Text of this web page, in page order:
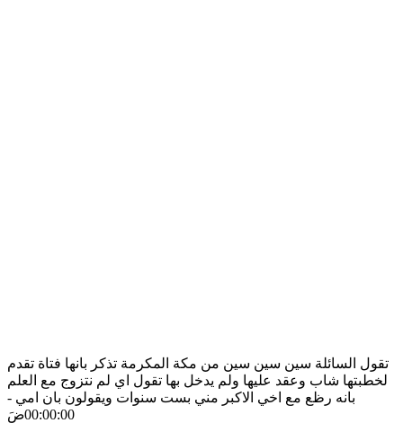
تقول السائلة سين سين سين من مكة المكرمة تذكر بانها فتاة تقدم
لخطبتها شاب وعقد عليها ولم يدخل بها تقول اي لم نتزوج مع العلم
بانه رظع مع اخي الاكبر مني بست سنوات ويقولون بان امي -
00:00:00ضَ